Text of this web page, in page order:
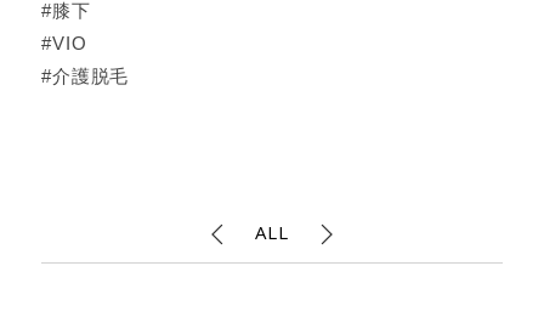
#膝下
#VIO
#介護脱毛
ALL